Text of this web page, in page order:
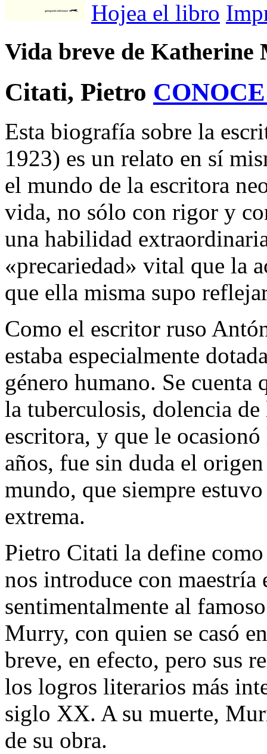
Hojea el libro
Vida breve de Katherine
Citati, Pietro
Esta biografía sobre la
1923) es un relato en sí
el mundo de la escritora
vida, no sólo con rigor y
una habilidad
«precariedad» vital que la
que ella misma supo
Como el escritor ruso
estaba especialmente
género humano. Se
la tuberculosis, dolencia de
escritora, y que le
años, fue sin duda el
mundo, que siempre
extrema.
Pietro Citati la define
nos introduce con
sentimentalmente al
Murry, con quien se casó
breve, en efecto, pero sus
los logros literarios más
siglo XX. A su muerte,
de su obra.